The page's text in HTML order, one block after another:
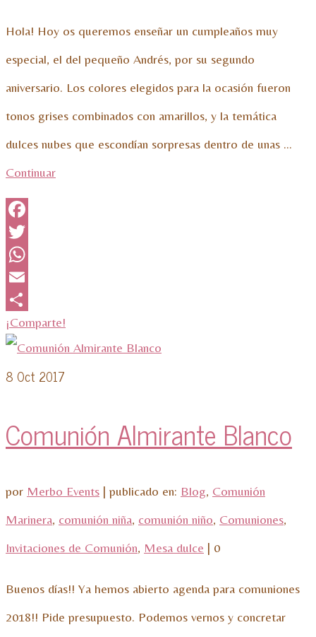
Hola! Hoy os queremos enseñar un cumpleaños muy
especial, el del pequeño Andrés, por su segundo
aniversario. Los colores elegidos para la ocasión fueron
tonos grises combinados con amarillos, y la temática
dulces nubes que escondían sorpresas dentro de unas …
Continuar
Facebook
Twitter
WhatsApp
Email
¡Comparte!
8 Oct 2017
Comunión Almirante Blanco
por Merbo Events | publicado en: Blog, Comunión
Marinera, comunión niña, comunión niño, Comuniones,
Invitaciones de Comunión, Mesa dulce | 0
Buenos días!! Ya hemos abierto agenda para comuniones
2018!! Pide presupuesto. Podemos vernos y concretar